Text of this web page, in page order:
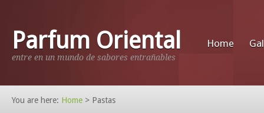
Parfum Oriental
entre en un mundo de sabores entrañables
Home
You are here: Home > Pastas